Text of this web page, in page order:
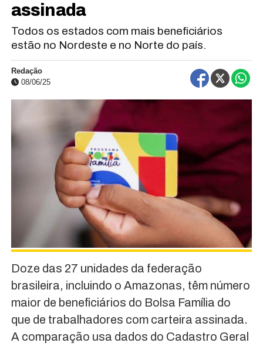
assinada
Todos os estados com mais beneficiários
estão no Nordeste e no Norte do país.
Redação
08/06/25
Doze das 27 unidades da federação
brasileira, incluindo o Amazonas, têm número
maior de beneficiários do Bolsa Família do
que de trabalhadores com carteira assinada.
A comparação usa dados do Cadastro Geral